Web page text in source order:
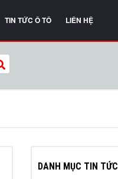
TIN TỨC Ô TÔ LIÊN HỆ
DANH MỤC TIN TỨC